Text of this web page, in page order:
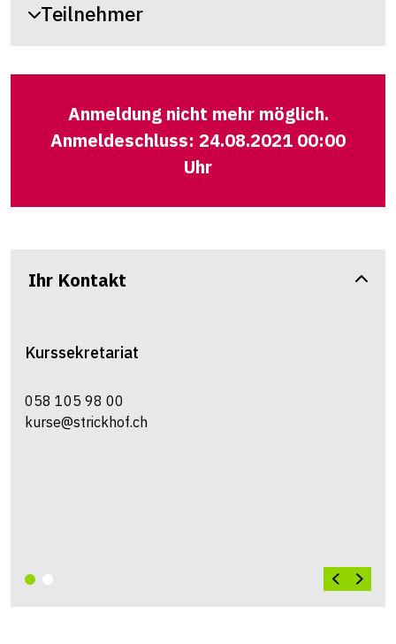
Teilnehmer
Anmeldung nicht mehr möglich.
Anmeldeschluss: 24.08.2021 00:00
Uhr
Ihr Kontakt
Kurssekretariat
058 105 98 00
kurse@strickhof.ch